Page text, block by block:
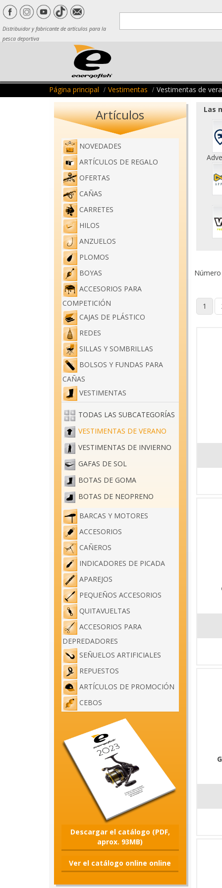
Distribuidor y fabricante de artículos para la
pesca deportiva
Página principal Vestimentas Vestimentas de
Artículos
NOVEDADES
ARTÍCULOS DE REGALO
OFERTAS
CAÑAS
CARRETES
HILOS
ANZUELOS
PLOMOS
BOYAS
ACCESORIOS PARA
COMPETICIÓN
CAJAS DE PLÁSTICO
REDES
SILLAS Y SOMBRILLAS
BOLSOS Y FUNDAS PARA
CAÑAS
VESTIMENTAS
TODAS LAS SUBCATEGORÍAS
VESTIMENTAS DE VERANO
VESTIMENTAS DE INVIERNO
GAFAS DE SOL
BOTAS DE GOMA
BOTAS DE NEOPRENO
BARCAS Y MOTORES
ACCESORIOS
CAÑEROS
INDICADORES DE PICADA
APAREJOS
PEQUEÑOS ACCESORIOS
QUITAVUELTAS
ACCESORIOS PARA
DEPREDADORES
SEÑUELOS ARTIFICIALES
REPUESTOS
ARTÍCULOS DE PROMOCIÓN
CEBOS
Descargar el catálogo (PDF,
aprox. 93MB)
Ver el catálogo online online
Las
1